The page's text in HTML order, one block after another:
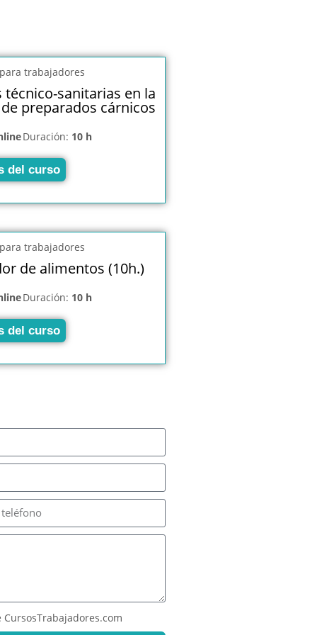
técnico-sanitarias en la
preparados cárnicos
Duración: 10 h
del curso
de alimentos (10h.)
Duración: 10 h
del curso